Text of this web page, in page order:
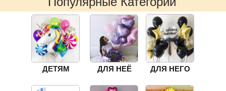
ДЛЯ НЕЁ ДЛЯ НЕГО
ДЕТЯМ